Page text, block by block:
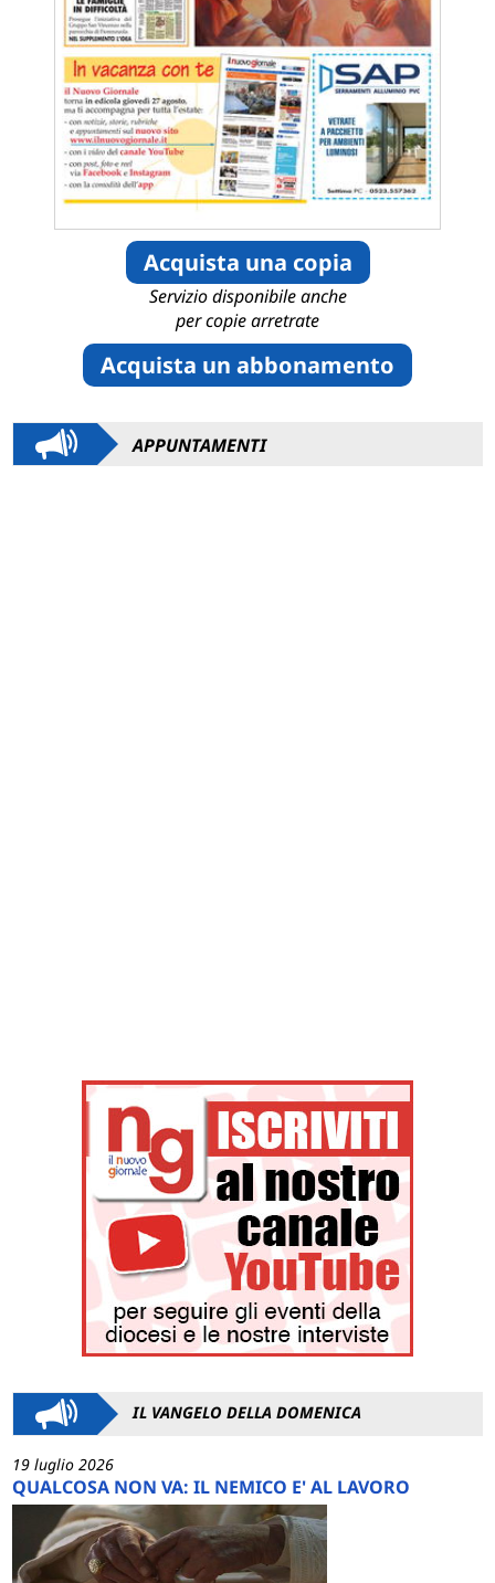
Acquista una copia
Servizio disponibile anche
per copie arretrate
Acquista un abbonamento
APPUNTAMENTI
IL VANGELO DELLA DOMENICA
19 luglio 2026
QUALCOSA NON VA: IL NEMICO E' AL LAVORO